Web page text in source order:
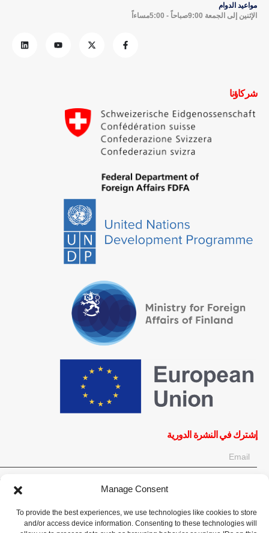
Manage Consent
To provide the best experiences, we use technologies like cookies to store
and/or access device information. Consenting to these technologies will
مواعيد الدوام
الإثنين إلى الجمعة 9:00صباحاً - 5:00مساءاً
شركاؤنا
إشترك في النشرة الدورية
OK
إحصل على آخر المعلومات حول الأخبار والأحداث والتحديثات. سجّل للحصول
على النشرة الإخبارية: